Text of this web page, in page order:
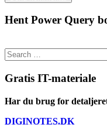
Hent Power Query
Search
for:
Gratis IT-materiale
Har du brug for
DIGINOTES.DK